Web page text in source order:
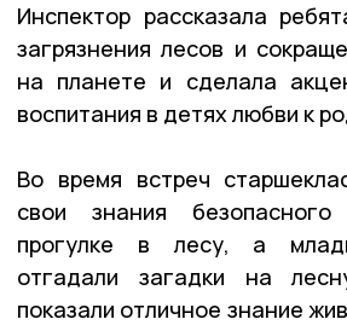
Инспектор рассказала
загрязнения лесов и
на планете и сделала
воспитания в детях любви к
Во время встреч
свои знания
прогулке в лесу, а
отгадали загадки на
показали отличное знание